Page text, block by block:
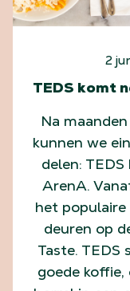
2
TEDS komt
Na
kunnen we
delen:
ArenA.
het
deuren op
Taste. TEDS
goede